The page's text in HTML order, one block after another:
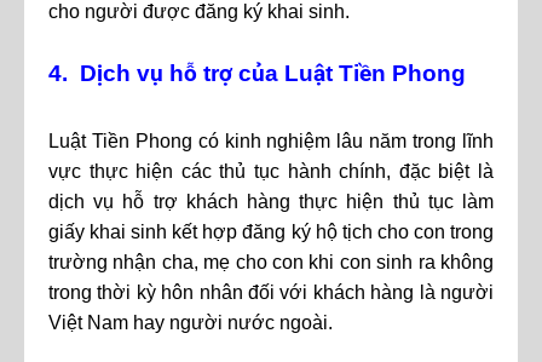
cho người được đăng ký khai sinh.
4. Dịch vụ hỗ trợ của Luật Tiền Phong
Luật Tiền Phong có kinh nghiệm lâu năm trong lĩnh
vực thực hiện các thủ tục hành chính, đặc biệt là
dịch vụ hỗ trợ khách hàng thực hiện thủ tục làm
giấy khai sinh kết hợp đăng ký hộ tịch cho con trong
trường nhận cha, mẹ cho con khi con sinh ra không
trong thời kỳ hôn nhân đối với khách hàng là người
Việt Nam hay người nước ngoài.